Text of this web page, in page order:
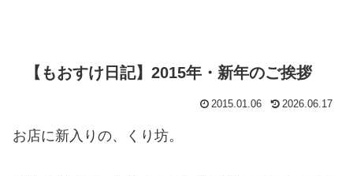
【もおすけ日記】2015年・新年のご挨拶
2015.01.06 2026.06.17
お店に新入りの、くり坊。